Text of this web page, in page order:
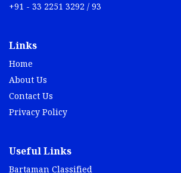
+91 - 33 2251 3292 / 93
Links
Home
About Us
Contact Us
Privacy Policy
Useful Links
Bartaman Classified